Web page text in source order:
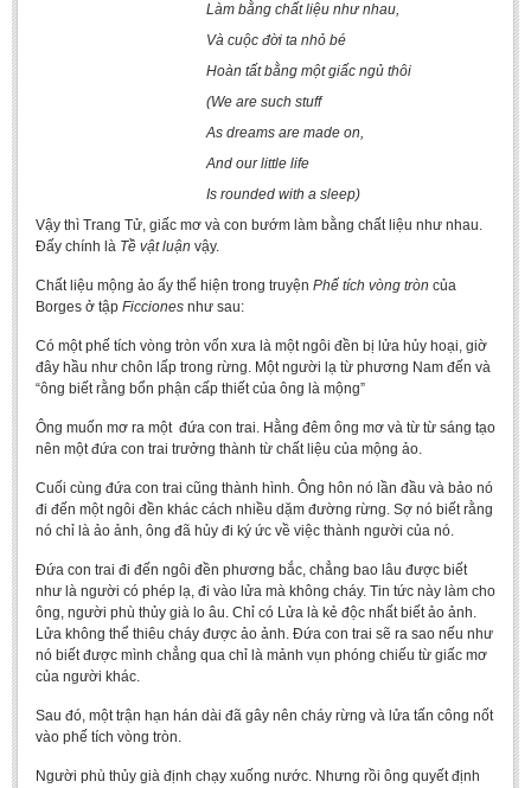
Làm bằng chất liệu như nhau,
Và cuộc đời ta nhỏ bé
Hoàn tất bằng một giấc ngủ thôi
(We are such stuff
As dreams are made on,
And our little life
Is rounded with a sleep)
Vậy thì Trang Tử, giấc mơ và con bướm làm bằng chất liệu như nhau.
Đấy chính là Tề vật luận vậy.
Chất liệu mộng ảo ấy thể hiện trong truyện Phế tích vòng tròn của
Borges ở tập Ficciones như sau:
Có một phế tích vòng tròn vốn xưa là một ngôi đền bị lửa hủy hoại, giờ
đây hầu như chôn lấp trong rừng. Một người lạ từ phương Nam đến và
“ông biết rằng bổn phận cấp thiết của ông là mộng”
Ông muốn mơ ra một đứa con trai. Hằng đêm ông mơ và từ từ sáng tạo
nên một đứa con trai trưởng thành từ chất liệu của mộng ảo.
Cuối cùng đứa con trai cũng thành hình. Ông hôn nó lần đầu và bảo nó
đi đến một ngôi đền khác cách nhiều dặm đường rừng. Sợ nó biết rằng
nó chỉ là ảo ảnh, ông đã hủy đi ký ức về việc thành người của nó.
Đứa con trai đi đến ngôi đền phương bắc, chẳng bao lâu được biết
như là người có phép lạ, đi vào lửa mà không cháy. Tin tức này làm cho
ông, người phù thủy già lo âu. Chỉ có Lửa là kẻ độc nhất biết ảo ảnh.
Lửa không thể thiêu cháy được ảo ảnh. Đứa con trai sẽ ra sao nếu như
nó biết được mình chẳng qua chỉ là mảnh vụn phóng chiếu từ giấc mơ
của người khác.
Sau đó, một trận hạn hán dài đã gây nên cháy rừng và lửa tấn công nốt
vào phế tích vòng tròn.
Người phù thủy già định chạy xuống nước. Nhưng rồi ông quyết định